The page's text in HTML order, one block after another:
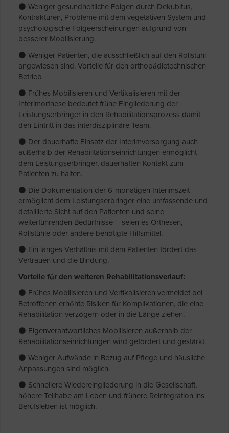
⚫ Weniger gesundheitliche Folgen durch Dekubitus,
Kontrakturen, Probleme mit dem vegetativen System und
psychologische Folgeerscheinungen aufgrund von
besserer Mobilisierung.
⚫ Weniger Patienten, die ausschließlich auf den Rollstuhl
angewiesen sind. Vorteile für den orthopädietechnischen
Betrieb
⚫ Frühes Mobilisieren und Vertikalisieren mit der
Interimorthese bedeutet frühe Eingliederung der
Leistungserbringer in den Rehabilitationsprozess damit
den Eintritt in das interdisziplinäre Team.
⚫ Der dauerhafte Einsatz der Interimversorgung auch
außerhalb der Rehabilitationseinrichtungen ermöglicht
dem Leistungserbringer, dauerhaften Kontakt zum
Patienten zu halten.
⚫ Die Dokumentation der 6-monatigen Interimszeit
ermöglicht dem Leistungserbringer eine umfassende und
detaillierte Sicht auf den Patienten und seine
weiterführenden Bedürfnisse – seien es Orthesen,
Rollstühle oder andere benötigte Hilfsmittel.
⚫ Ein langes Verhältnis mit dem Patienten fördert das
Vertrauen und die Bindung.
Vorteile für den weiteren Rehabilitationsverlauf:
⚫ Frühes Mobilisieren und Vertikalisieren vermeidet bei
Betroffenen erhöhte Risiken für Komplikationen, die eine
Rehabilitation verzögern oder in die Länge ziehen.
⚫ Eigenverantwortliches Mobilisieren außerhalb der
Rehabilitationseinrichtungen wird gefördert und gestärkt.
⚫ Weniger Aufwände in Bezug auf Pflege und häusliche
Anpassungen sind möglich.
⚫ Schnellere Wiedereingliederung in die Gesellschaft,
höhere Teilhabe am Leben und frühere Reintegration ins
Berufsleben ist möglich.